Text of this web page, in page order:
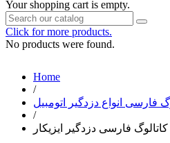
Your shopping cart is empty.
Click for more products.
No products were found.
Home
/
فارسی انواع دزدگیر اتومبیل
/
کاتالوگ فارسی دزدگیر ایزیکار